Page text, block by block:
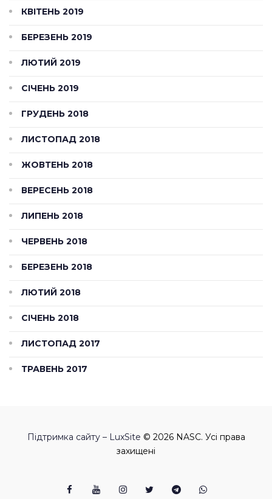
КВІТЕНЬ 2019
БЕРЕЗЕНЬ 2019
ЛЮТИЙ 2019
СІЧЕНЬ 2019
ГРУДЕНЬ 2018
ЛИСТОПАД 2018
ЖОВТЕНЬ 2018
ВЕРЕСЕНЬ 2018
ЛИПЕНЬ 2018
ЧЕРВЕНЬ 2018
БЕРЕЗЕНЬ 2018
ЛЮТИЙ 2018
СІЧЕНЬ 2018
ЛИСТОПАД 2017
ТРАВЕНЬ 2017
Підтримка сайту – LuxSite © 2026 NASC. Усі права
захищені